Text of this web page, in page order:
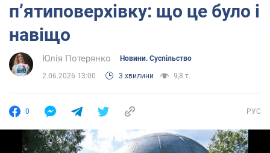
пʼятиповерхівку: що це було і
навіщо
Юлія Потерянко Новини. Суспільство
2.06.2026 13:00 3 хвилини 9,8 т.
0 РУС